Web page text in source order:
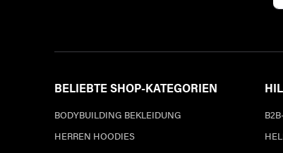
BELIEBTE SHOP-KATEGORIEN
BODYBUILDING BEKLEIDUNG
HERREN HOODIES